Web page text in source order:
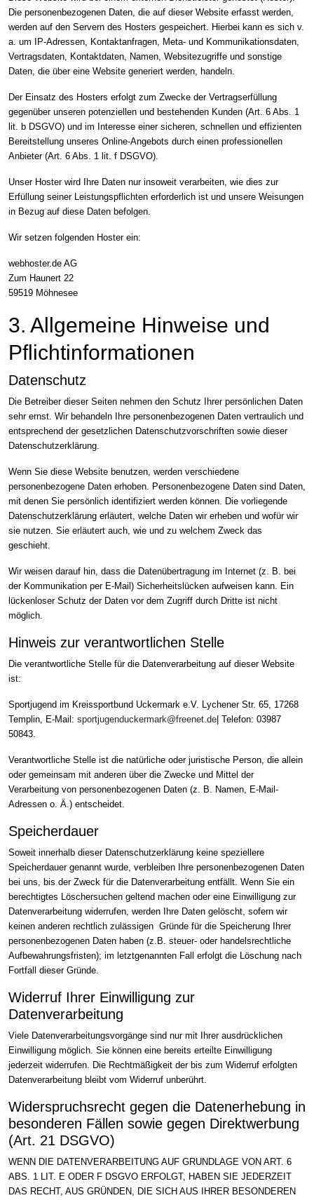
Die personenbezogenen Daten, die auf dieser Website erfasst werden,
werden auf den Servern des Hosters gespeichert. Hierbei kann es sich v.
a. um IP-Adressen, Kontaktanfragen, Meta- und Kommunikationsdaten,
Vertragsdaten, Kontaktdaten, Namen, Websitezugriffe und sonstige
Daten, die über eine Website generiert werden, handeln.
Der Einsatz des Hosters erfolgt zum Zwecke der Vertragserfüllung
gegenüber unseren potenziellen und bestehenden Kunden (Art. 6 Abs. 1
lit. b DSGVO) und im Interesse einer sicheren, schnellen und effizienten
Bereitstellung unseres Online-Angebots durch einen professionellen
Anbieter (Art. 6 Abs. 1 lit. f DSGVO).
Unser Hoster wird Ihre Daten nur insoweit verarbeiten, wie dies zur
Erfüllung seiner Leistungspflichten erforderlich ist und unsere Weisungen
in Bezug auf diese Daten befolgen.
Wir setzen folgenden Hoster ein:
webhoster.de AG
Zum Haunert 22
59519 Möhnesee
3. Allgemeine Hinweise und
Pflicht­informationen
Datenschutz
Die Betreiber dieser Seiten nehmen den Schutz Ihrer persönlichen Daten
sehr ernst. Wir behandeln Ihre personenbezogenen Daten vertraulich und
entsprechend der gesetzlichen Datenschutzvorschriften sowie dieser
Datenschutzerklärung.
Wenn Sie diese Website benutzen, werden verschiedene
personenbezogene Daten erhoben. Personenbezogene Daten sind Daten,
mit denen Sie persönlich identifiziert werden können. Die vorliegende
Datenschutzerklärung erläutert, welche Daten wir erheben und wofür wir
sie nutzen. Sie erläutert auch, wie und zu welchem Zweck das
geschieht.
Wir weisen darauf hin, dass die Datenübertragung im Internet (z. B. bei
der Kommunikation per E-Mail) Sicherheitslücken aufweisen kann. Ein
lückenloser Schutz der Daten vor dem Zugriff durch Dritte ist nicht
möglich.
Hinweis zur verantwortlichen Stelle
Die verantwortliche Stelle für die Datenverarbeitung auf dieser Website
ist:
Sportjugend im Kreissportbund Uckermark e.V. Lychener Str. 65, 17268
Templin, E-Mail: sportjugenduckermark@freenet.de | Telefon: 03987
50843.
Verantwortliche Stelle ist die natürliche oder juristische Person, die allein
oder gemeinsam mit anderen über die Zwecke und Mittel der
Verarbeitung von personenbezogenen Daten (z. B. Namen, E-Mail-
Adressen o. Ä.) entscheidet.
Speicherdauer
Soweit innerhalb dieser Datenschutzerklärung keine speziellere
Speicherdauer genannt wurde, verbleiben Ihre personenbezogenen Daten
bei uns, bis der Zweck für die Datenverarbeitung entfällt. Wenn Sie ein
berechtigtes Löschersuchen geltend machen oder eine Einwilligung zur
Datenverarbeitung widerrufen, werden Ihre Daten gelöscht, sofern wir
keinen anderen rechtlich zulässigen Gründe für die Speicherung Ihrer
personenbezogenen Daten haben (z.B. steuer- oder handelsrechtliche
Aufbewahrungsfristen); im letztgenannten Fall erfolgt die Löschung nach
Fortfall dieser Gründe.
Widerruf Ihrer Einwilligung zur
Datenverarbeitung
Viele Datenverarbeitungsvorgänge sind nur mit Ihrer ausdrücklichen
Einwilligung möglich. Sie können eine bereits erteilte Einwilligung
jederzeit widerrufen. Die Rechtmäßigkeit der bis zum Widerruf erfolgten
Datenverarbeitung bleibt vom Widerruf unberührt.
Widerspruchsrecht gegen die Datenerhebung in
besonderen Fällen sowie gegen Direktwerbung
(Art. 21 DSGVO)
WENN DIE DATENVERARBEITUNG AUF GRUNDLAGE VON ART. 6
ABS. 1 LIT. E ODER F DSGVO ERFOLGT, HABEN SIE JEDERZEIT
DAS RECHT, AUS GRÜNDEN, DIE SICH AUS IHRER BESONDEREN